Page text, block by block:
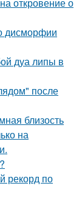
дисморфии
дуа липы в
после
близость
на
рекорд по